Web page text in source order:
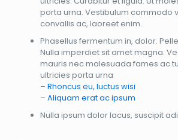
porta urna. Vestibulum commodo
convallis ac, laoreet enim.
Phasellus fermentum in, dolor.
Nulla imperdiet sit amet magna.
mauris nec malesuada fames ac
ultricies porta urna
– Rhoncus eu, luctus wisi
– Aliquam erat ac ipsum
Nulla ipsum dolor lacus, suscipit